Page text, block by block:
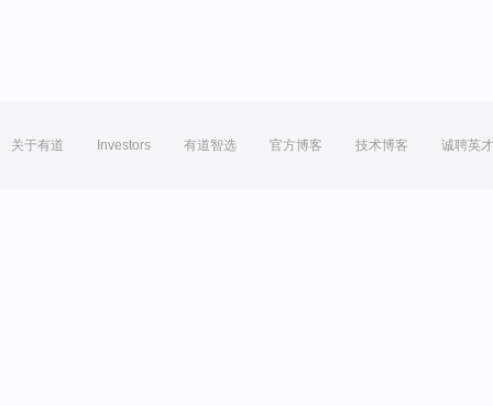
关于有道 Investors 有道智选 官方博客 技术博客 诚聘英才